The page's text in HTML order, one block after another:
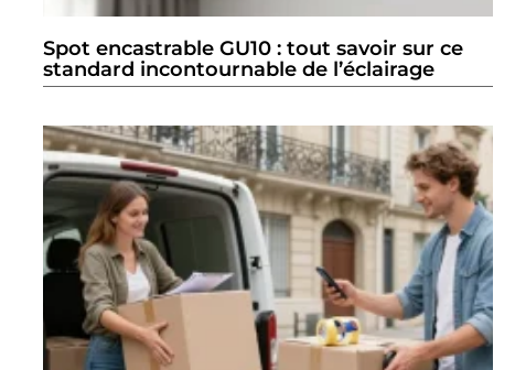
Spot encastrable GU10 : tout savoir sur ce
standard incontournable de l’éclairage